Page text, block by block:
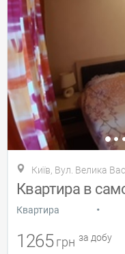
Київ, Вул. Велика
Квартира в
Квартира •
1265 грн за добу